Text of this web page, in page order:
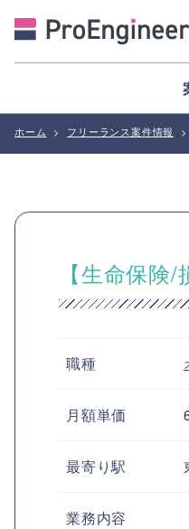
ホーム > フリーランス案件情報 >
【生命保
職種
月額単価
最寄り駅
業務内容